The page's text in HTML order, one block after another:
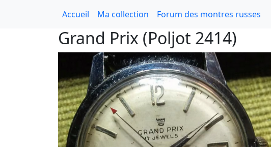
Accueil Ma collection Forum des montres russes
Grand Prix (Poljot 2414)